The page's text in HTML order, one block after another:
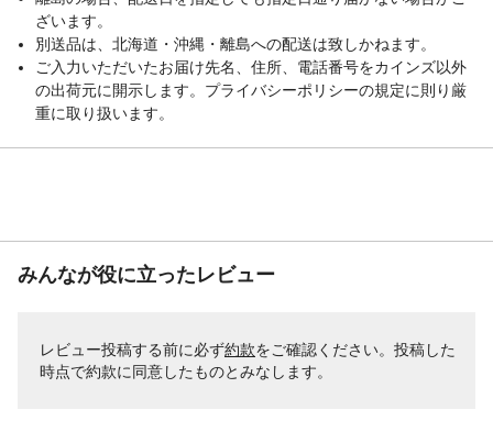
ざいます。
別送品は、北海道・沖縄・離島への配送は致しかねます。
ご入力いただいたお届け先名、住所、電話番号をカインズ以外
の出荷元に開示します。プライバシーポリシーの規定に則り厳
重に取り扱います。
みんなが役に立ったレビュー
レビュー投稿する前に必ず約款をご確認ください。投稿した
時点で約款に同意したものとみなします。